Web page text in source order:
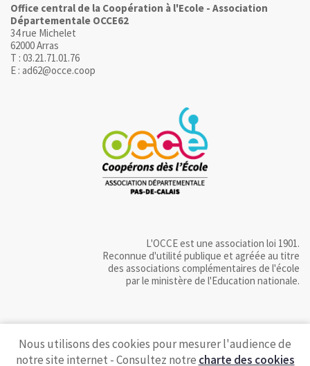
Office central de la Coopération à l'Ecole - Association
Départementale OCCE62
34 rue Michelet
62000 Arras
T : 03.21.71.01.76
E : ad62@occe.coop
L'OCCE est une association loi 1901.
Reconnue d'utilité publique et agréée au titre
des associations complémentaires de l'école
par le ministère de l'Education nationale.
Nous utilisons des cookies pour mesurer l'audience de
notre site internet - Consultez notre charte des cookies